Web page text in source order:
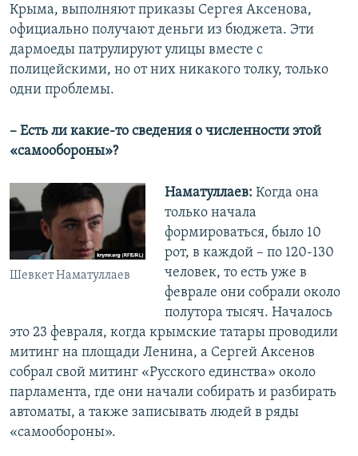
Крыма, выполняют приказы Сергея Аксенова,
официально получают деньги из бюджета. Эти
дармоеды патрулируют улицы вместе с
полицейскими, но от них никакого толку, только
одни проблемы.
– Есть ли какие-то сведения о численности этой
«самообороны»?
Шевкет Наматуллаев
Наматуллаев: Когда она
только начала
формироваться, было 10
рот, в каждой – по 120-130
человек, то есть уже в
феврале они собрали около
полутора тысяч. Началось
это 23 февраля, когда крымские татары проводили
митинг на площади Ленина, а Сергей Аксенов
собрал свой митинг «Русского единства» около
парламента, где они начали собирать и разбирать
автоматы, а также записывать людей в ряды
«самообороны».